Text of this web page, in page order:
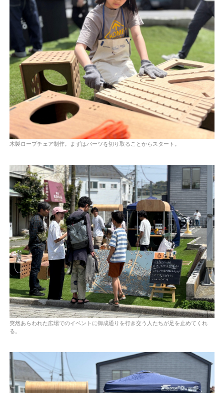
木製ロープチェア制作。まずはパーツを切り取ることからスタート。
突然あらわれた広場でのイベントに御成通りを行き交う人たちが足を止めてくれ
る。